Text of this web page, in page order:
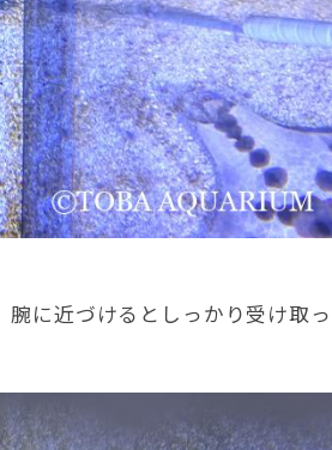
に近づけるとしっかり受け取っ